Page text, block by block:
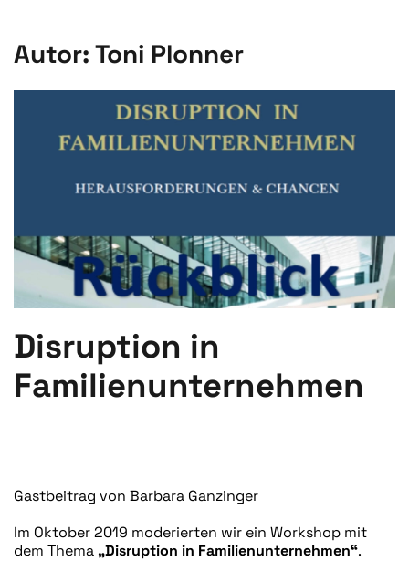
Autor:Toni Plonner
Disruption in
Familienunternehmen
Gastbeitrag von Barbara Ganzinger
Im Oktober 2019 moderierten wir ein Workshop mit
dem Thema „Disruption in Familienunternehmen“.